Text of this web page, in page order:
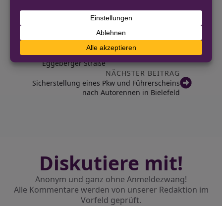
VORHERIGER BEITRAG
Polizei sucht Unfallzeugen auf der
Eggeberger Straße
NÄCHSTER BEITRAG
Sicherstellung eines Pkw und Führerscheins
nach Autorennen in Bielefeld
Diskutiere mit!
Anonym und ganz ohne Anmeldezwang!
Alle Kommentare werden von unserer Redaktion im
Vorfeld geprüft.